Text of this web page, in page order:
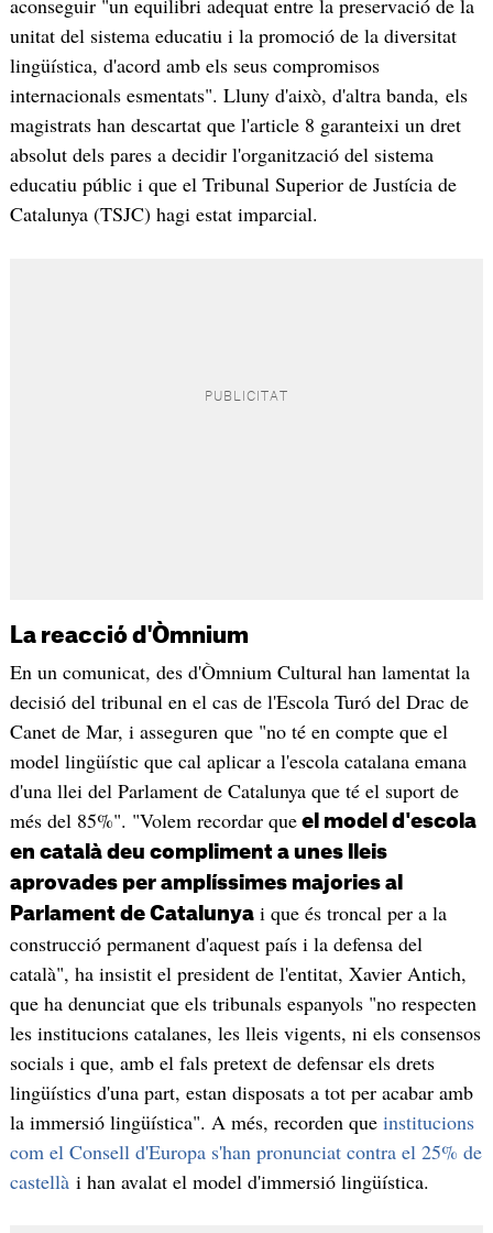
aconseguir "un equilibri adequat entre la preservació de la
unitat del sistema educatiu i la promoció de la diversitat
lingüística, d'acord amb els seus compromisos
internacionals esmentats". Lluny d'això, d'altra banda, els
magistrats han descartat que l'article 8 garanteixi un dret
absolut dels pares a decidir l'organització del sistema
educatiu públic i que el Tribunal Superior de Justícia de
Catalunya (TSJC) hagi estat imparcial.
La reacció d'Òmnium
En un comunicat, des d'Òmnium Cultural han lamentat la
decisió del tribunal en el cas de l'Escola Turó del Drac de
Canet de Mar, i asseguren que "no té en compte que el
model lingüístic que cal aplicar a l'escola catalana emana
d'una llei del Parlament de Catalunya que té el suport de
més del 85%". "Volem recordar queel model d'escola
en català deu compliment a unes lleis
aprovades per amplíssimes majories al
Parlament de Catalunyai que és troncal per a la
construcció permanent d'aquest país i la defensa del
català", ha insistit el president de l'entitat, Xavier Antich,
que ha denunciat que els tribunals espanyols "no respecten
les institucions catalanes, les lleis vigents, ni els consensos
socials i que, amb el fals pretext de defensar els drets
lingüístics d'una part, estan disposats a tot per acabar amb
la immersió lingüística". A més, recorden que institucions
com el Consell d'Europa s'han pronunciat contra el 25% de
castellài han avalat el model d'immersió lingüística.